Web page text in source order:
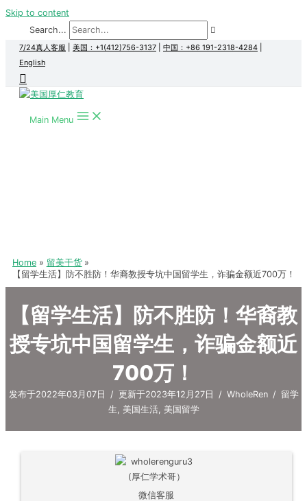
Skip to content
Search...
7/24真人客服 美国：+1(412)756-3137 中国：+86 191-2318-4284
English
Main Menu
Home
留美干货
【留学生活】防不胜防！华裔教授专坑中国留学生，诈骗金额近700万！
【留学生活】防不胜防！华裔教
授专坑中国留学生，诈骗金额近
700万！
发布于2022年03月07日 / 更新于2023年12月27日 / WholeRen / 留学
生, 美国生活, 美国留学
微信客服